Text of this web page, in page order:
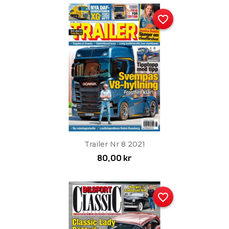
Trailer Nr 8 2021
80,00 kr
favorite_border
favorite_border